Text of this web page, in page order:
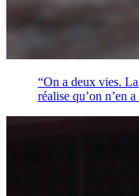
“On a deux vies.
réalise qu’on n’en a